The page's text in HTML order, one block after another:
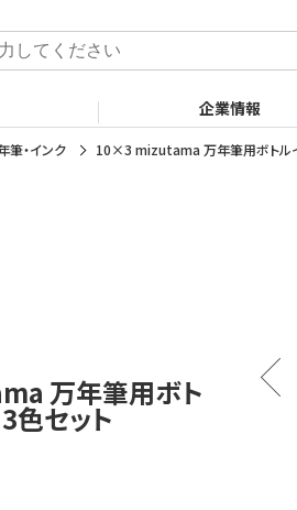
企業情報
筆・インク 10×3 mizutama 万年筆用ボトル
万年筆用ボト
色セット